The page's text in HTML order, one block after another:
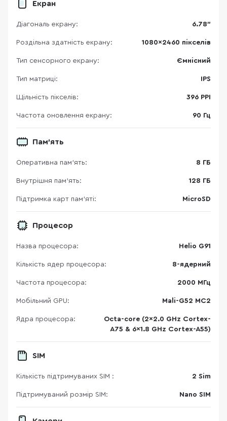
Екран
Діагональ екрану: 6.78"
Роздільна здатність екрану: 1080x2460 пікселів
Тип сенсорного екрану: Ємнісний
Тип матриці: IPS
Щільність пікселів: 396 PPI
Частота оновлення екрану: 90 Гц
Пам'ять
Оперативна пам'ять: 8 ГБ
Внутрішня пам'ять: 128 ГБ
Підтримка карт пам’яті: MicroSD
Процесор
Назва процесора: Helio G91
Кількість ядер процесора: 8-ядерний
Частота процесора: 2000 МГц
Мобільний GPU: Mali-G52 MC2
Ядра процесора:
Octa-core (2x2.0 GHz Cortex-
A75 & 6x1.8 GHz Cortex-A55)
SIM
Кількість підтримуваних SIM : 2 Sim
Підтримуваний розмір SIM: Nano SIM